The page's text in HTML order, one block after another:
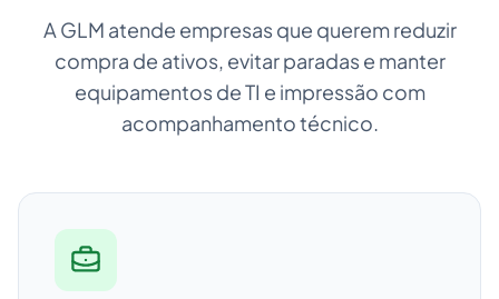
A GLM atende empresas que querem reduzir
compra de ativos, evitar paradas e manter
equipamentos de TI e impressão com
acompanhamento técnico.